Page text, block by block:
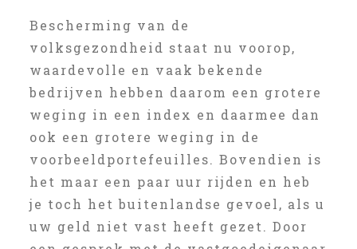
Bescherming van de
volksgezondheid staat nu voorop,
waardevolle en vaak bekende
bedrijven hebben daarom een grotere
weging in een index en daarmee dan
ook een grotere weging in de
voorbeeldportefeuilles. Bovendien is
het maar een paar uur rijden en heb
je toch het buitenlandse gevoel, als u
uw geld niet vast heeft gezet. Door